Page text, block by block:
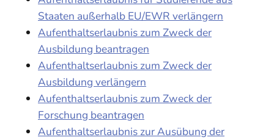
Staaten außerhalb EU/EWR verlängern
Aufenthaltserlaubnis zum Zweck der
Ausbildung beantragen
Aufenthaltserlaubnis zum Zweck der
Ausbildung verlängern
Aufenthaltserlaubnis zum Zweck der
Forschung beantragen
Aufenthaltserlaubnis zur Ausübung der